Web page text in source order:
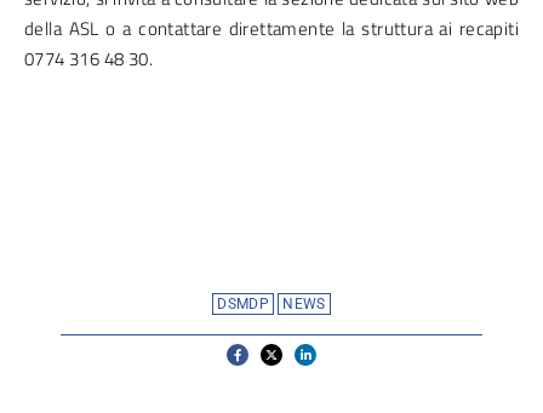
della ASL o a contattare direttamente la struttura ai recapiti
0774 316 48 30.
DSMDP NEWS